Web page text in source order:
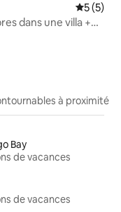
5 (5)
dans une villa +
à proximité
Bay
de vacances
de vacances